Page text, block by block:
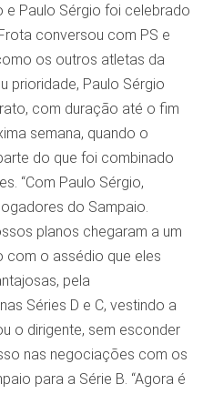
e Paulo Sérgio foi celebrado
conversou com PS e
os outros atletas da
prioridade, Paulo Sérgio
com duração até o fim
semana, quando o
do que foi combinado
“Com Paulo Sérgio,
do Sampaio.
planos chegaram a um
com o assédio que eles
pela
Séries D e C, vestindo a
o dirigente, sem esconder
nas negociações com os
para a Série B. “Agora é